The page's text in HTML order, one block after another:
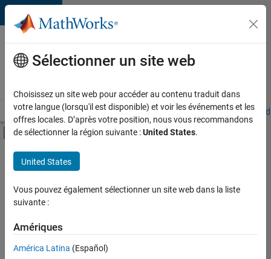
Passer au contenu
Votre
carrière
chez
Accueil Explorer nos opportunités Adresses de nos bureaux
Activer/désactiver l'affichage du menu
Contenu principal
FILTRER PAR
Technologies de l’information
Support client
Opérations commerciales
Actuellement,
Sélectionner un site web
Choisissez un site web pour accéder au contenu traduit dans
votre langue (lorsqu'il est disponible) et voir les événements et les
offres locales. D’après votre position, nous vous recommandons
de sélectionner la région suivante :United States.
United States
Vous pouvez également sélectionner un site web dans la liste
suivante :
Amériques
América Latina (Español)